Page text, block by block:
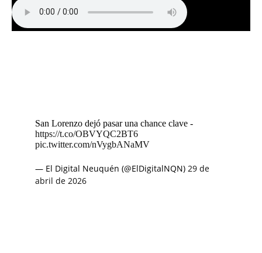
San Lorenzo dejó pasar una chance clave -
https://t.co/OBVYQC2BT6
pic.twitter.com/nVygbANaMV
— El Digital Neuquén (@ElDigitalNQN) 29 de
abril de 2026